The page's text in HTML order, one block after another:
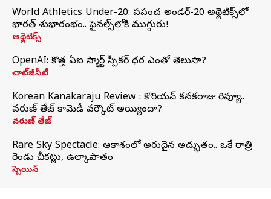
World Athletics Under-20: ప్రపంచ అండర్-20 అథ్లెటిక్స్‌లో
భారత్‌ శుభారంభం.. ఫైనల్స్‌లోకి ముగ్గురు!
అథ్లెటిక్స్
OpenAI: కొత్త ఏఐ స్మార్ట్ స్పీకర్ ధర ఎంతో తెలుసా?
చాట్‌జీపీటీ
Korean Kanakaraju Review : కొరియన్ కనకరాజు రివ్యూ..
వరుణ్ తేజ్ కామెడీ వర్కౌట్ అయ్యిందా?
వరుణ్ తేజ్
Rare Sky Spectacle: ఆకాశంలో అరుదైన అద్భుతం.. ఒకే రాత్రి
రెండు చీకట్లు, ఉల్కాపాతం
స్పెయిన్